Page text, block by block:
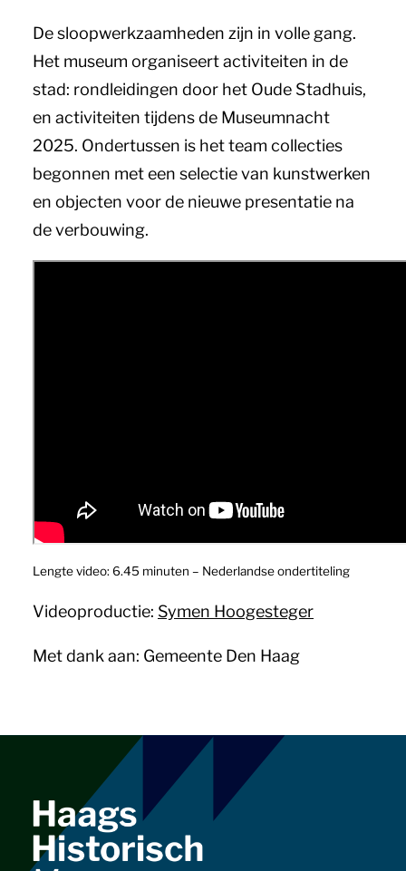
De sloopwerkzaamheden zijn in volle gang.
Het museum organiseert activiteiten in de
stad: rondleidingen door het Oude Stadhuis,
en activiteiten tijdens de Museumnacht
2025. Ondertussen is het team collecties
begonnen met een selectie van kunstwerken
en objecten voor de nieuwe presentatie na
de verbouwing.
Lengte video: 6.45 minuten – Nederlandse ondertiteling
Videoproductie: Symen Hoogesteger
Met dank aan: Gemeente Den Haag